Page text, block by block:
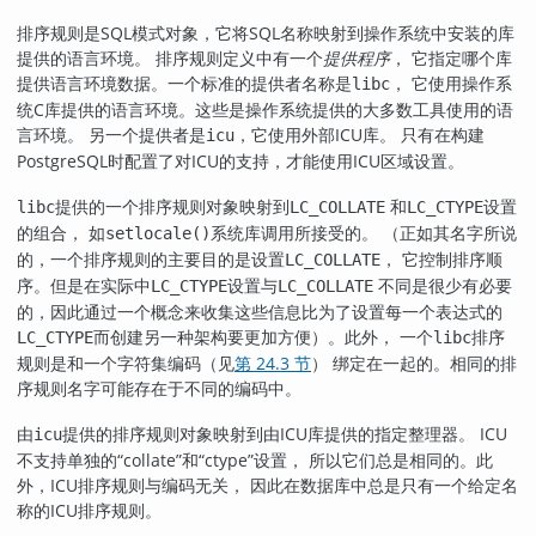
排序规则是SQL模式对象，它将SQL名称映射到操作系统中安装的库
提供的语言环境。 排序规则定义中有一个提供程序， 它指定哪个库
提供语言环境数据。一个标准的提供者名称是libc ， 它使用操作系
统C库提供的语言环境。这些是操作系统提供的大多数工具使用的语
言环境。 另一个提供者是icu ，它使用外部ICU库。 只有在构建
PostgreSQL时配置了对ICU的支持，才能使用ICU区域设置。
libc提供的一个排序规则对象映射到LC_COLLATE 和LC_CTYPE设置
的组合， 如setlocale()系统库调用所接受的。 （正如其名字所说
的，一个排序规则的主要目的是设置LC_COLLATE ， 它控制排序顺
序。但是在实际中LC_CTYPE设置与LC_COLLATE 不同是很少有必要
的，因此通过一个概念来收集这些信息比为了设置每一个表达式的
LC_CTYPE而创建另一种架构要更加方便）。此外， 一个libc排序
规则是和一个字符集编码（见第 24.3 节） 绑定在一起的。相同的排
序规则名字可能存在于不同的编码中。
由icu提供的排序规则对象映射到由ICU库提供的指定整理器。 ICU
不支持单独的“collate”和“ctype”设置， 所以它们总是相同的。此
外，ICU排序规则与编码无关， 因此在数据库中总是只有一个给定名
称的ICU排序规则。